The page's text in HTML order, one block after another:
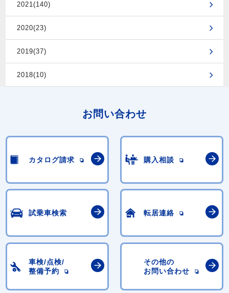
2021(140)
2020(23)
2019(37)
2018(10)
お問い合わせ
カタログ請求 購入相談
試乗車検索 転居連絡
車検/点検/
整備予約
その他の
お問い合わせ